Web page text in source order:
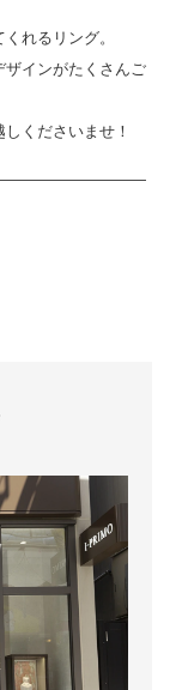
れるリング。
ザインがたくさんご
くださいませ！